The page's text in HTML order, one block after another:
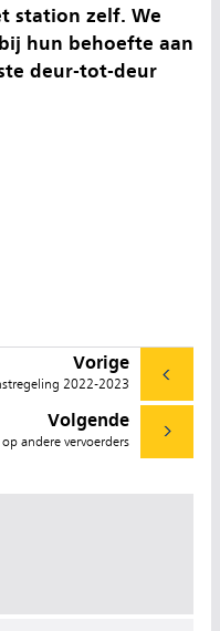
station zelf. We
hun behoefte aan
deur-tot-deur
Vorige
2022-2023
Volgende
andere vervoerders